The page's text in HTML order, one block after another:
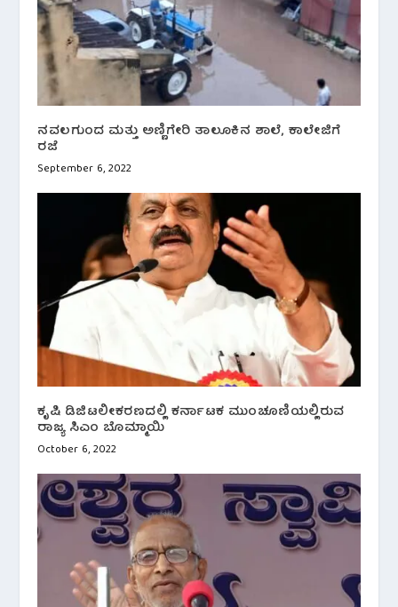
ನವಲಗುಂದ ಮತ್ತು ಅಣ್ಣಿಗೇರಿ ತಾಲೂಕಿನ ಶಾಲೆ, ಕಾಲೇಜಿಗೆ
ರಜೆ
September 6, 2022
ಕೃಷಿ ಡಿಜಿಟಲೀಕರಣದಲ್ಲಿ ಕರ್ನಾಟಕ ಮುಂಚೂಣಿಯಲ್ಲಿರುವ
ರಾಜ್ಯ ಸಿಎಂ ಬೊಮ್ಮಾಯಿ
October 6, 2022